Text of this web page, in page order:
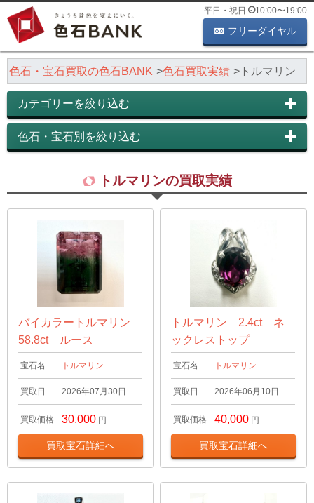
平日・祝日 10:00〜19:00
フリーダイヤル
色石・宝石買取の色石BANK 色石買取実績 トルマリン
カテゴリーを絞り込む
色石・宝石別を絞り込む
トルマリンの買取実績
バイカラートルマリン
58.8ct ルース
宝石名 トルマリン
買取日 2026年07月30日
買取価格 30,000 円
買取宝石詳細へ
トルマリン 2.4ct ネ
ックレストップ
宝石名 トルマリン
買取日 2026年06月10日
買取価格 40,000 円
買取宝石詳細へ